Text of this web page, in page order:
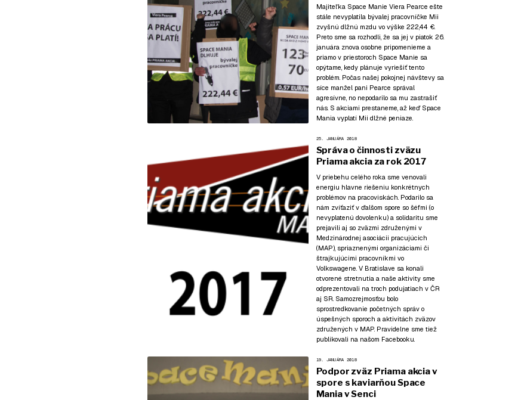
Majiteľka Space Manie Viera Pearce ešte
stále nevyplatila bývalej pracovníčke Mii
zvyšnú dlžnú mzdu vo výške 222,44 €.
Preto sme sa rozhodli, že sa jej v piatok 26.
januára znova osobne pripomenieme a
priamo v priestoroch Space Manie sa
opýtame, kedy plánuje vyriešiť tento
problém. Počas našej pokojnej návštevy sa
síce manžel pani Pearce správal
agresívne, no nepodarilo sa mu zastrašiť
nás. S akciami prestaneme, až keď Space
Mania vyplatí Mii dlžné peniaze.
25. JANUÁRA 2018
Správa o činnosti zväzu
Priama akcia za rok 2017
V priebehu celého roka sme venovali
energiu hlavne riešeniu konkrétnych
problémov na pracoviskách. Podarilo sa
nám zvíťaziť v ďalšom spore so šéfmi (o
nevyplatenú dovolenku) a solidaritu sme
prejavili aj so zväzmi združenými v
Medzinárodnej asociácii pracujúcich
(MAP), spriaznenými organizáciami či
štrajkujúcimi pracovníkmi vo
Volkswagene. V Bratislave sa konali
otvorené stretnutia a naše aktivity sme
odprezentovali na troch podujatiach v ČR
aj SR. Samozrejmosťou bolo
sprostredkovanie početných správ o
úspešných sporoch a aktivitách zväzov
združených v MAP. Pravidelne sme tiež
publikovali na našom Facebooku.
19. JANUÁRA 2018
Podpor zväz Priama akcia v
spore s kaviarňou Space
Mania v Senci